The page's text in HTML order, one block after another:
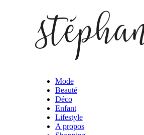
Mode
Beauté
Déco
Enfant
Lifestyle
A propos